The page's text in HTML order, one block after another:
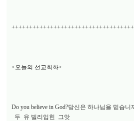
<오늘의 선교회화>
Do you believe in God?당신은 하나님을 믿습니
두 유 빌리입힌 그앗